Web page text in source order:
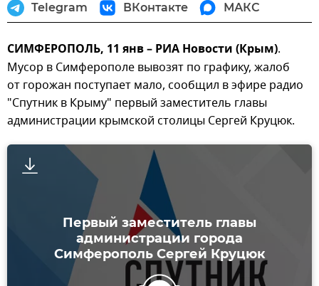
Telegram ВКонтакте МАКС
СИМФЕРОПОЛЬ, 11 янв – РИА Новости (Крым).
Мусор в Симферополе вывозят по графику, жалоб
от горожан поступает мало, сообщил в эфире радио
"Спутник в Крыму" первый заместитель главы
администрации крымской столицы Сергей Круцюк.
Первый заместитель главы
администрации города
Симферополь Сергей Круцюк